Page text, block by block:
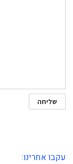
עקבו אחרינו: